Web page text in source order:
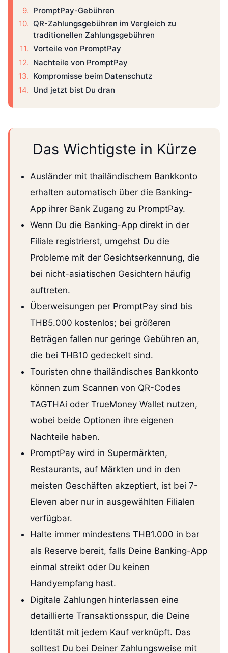
PromptPay-Gebühren
QR-Zahlungsgebühren im Vergleich zu
traditionellen Zahlungsgebühren
Vorteile von PromptPay
Nachteile von PromptPay
Kompromisse beim Datenschutz
Und jetzt bist Du dran
Das Wichtigste in Kürze
Ausländer mit thailändischem Bankkonto
erhalten automatisch über die Banking-
App ihrer Bank Zugang zu PromptPay.
Wenn Du die Banking-App direkt in der
Filiale registrierst, umgehst Du die
Probleme mit der Gesichtserkennung, die
bei nicht-asiatischen Gesichtern häufig
auftreten.
Überweisungen per PromptPay sind bis
THB5.000 kostenlos; bei größeren
Beträgen fallen nur geringe Gebühren an,
die bei THB10 gedeckelt sind.
Touristen ohne thailändisches Bankkonto
können zum Scannen von QR-Codes
TAGTHAi oder TrueMoney Wallet nutzen,
wobei beide Optionen ihre eigenen
Nachteile haben.
PromptPay wird in Supermärkten,
Restaurants, auf Märkten und in den
meisten Geschäften akzeptiert, ist bei 7-
Eleven aber nur in ausgewählten Filialen
verfügbar.
Halte immer mindestens THB1.000 in bar
als Reserve bereit, falls Deine Banking-App
einmal streikt oder Du keinen
Handyempfang hast.
Digitale Zahlungen hinterlassen eine
detaillierte Transaktionsspur, die Deine
Identität mit jedem Kauf verknüpft. Das
solltest Du bei Deiner Zahlungsweise mit